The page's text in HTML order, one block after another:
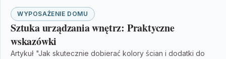
WYPOSAŻENIE DOMU
Sztuka urządzania wnętrz: Praktyczne
wskazówki
Artykuł "Jak skutecznie dobierać kolory ścian i dodatki do